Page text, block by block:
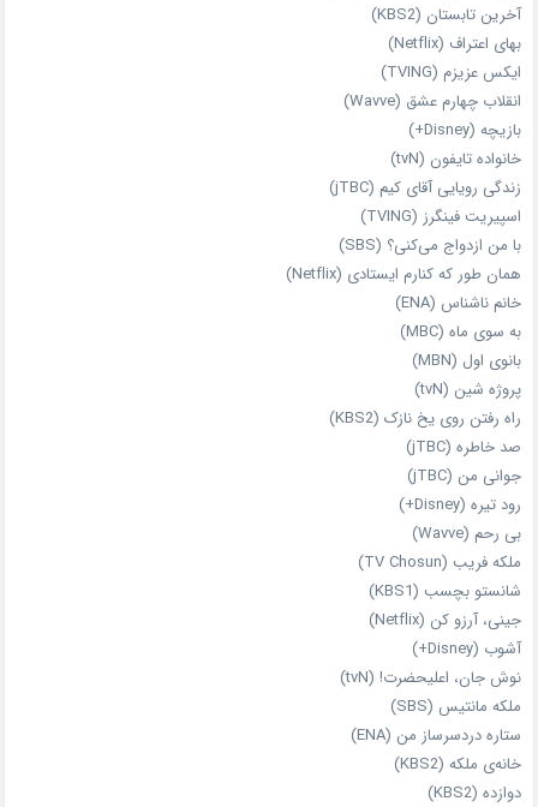
آخرین تابستان (KBS2)
بهای اعتراف (Netflix)
ایکس عزیزم (TVING)
انقلاب چهارم عشق (Wavve)
بازیچه (Disney+)
خانواده تایفون (tvN)
زندگی رویایی آقای کیم (jTBC)
اسپیریت فینگرز (TVING)
با من ازدواج می‌کنی؟ (SBS)
همان‌ طور که کنارم ایستادی (Netflix)
خانم ناشناس (ENA)
به سوی ماه (MBC)
بانوی اول (MBN)
پروژه شین (tvN)
راه رفتن روی یخ نازک (KBS2)
صد خاطره (jTBC)
جوانی من (jTBC)
رود تیره (Disney+)
بی‌ رحم (Wavve)
ملکه فریب (TV Chosun)
شانستو بچسب (KBS1)
جینی، آرزو کن (Netflix)
آشوب (Disney+)
نوش جان، اعلیحضرت! (tvN)
ملکه‌ مانتیس (SBS)
ستاره دردسرساز من (ENA)
خانه‌ی ملکه (KBS2)
دوازده (KBS2)